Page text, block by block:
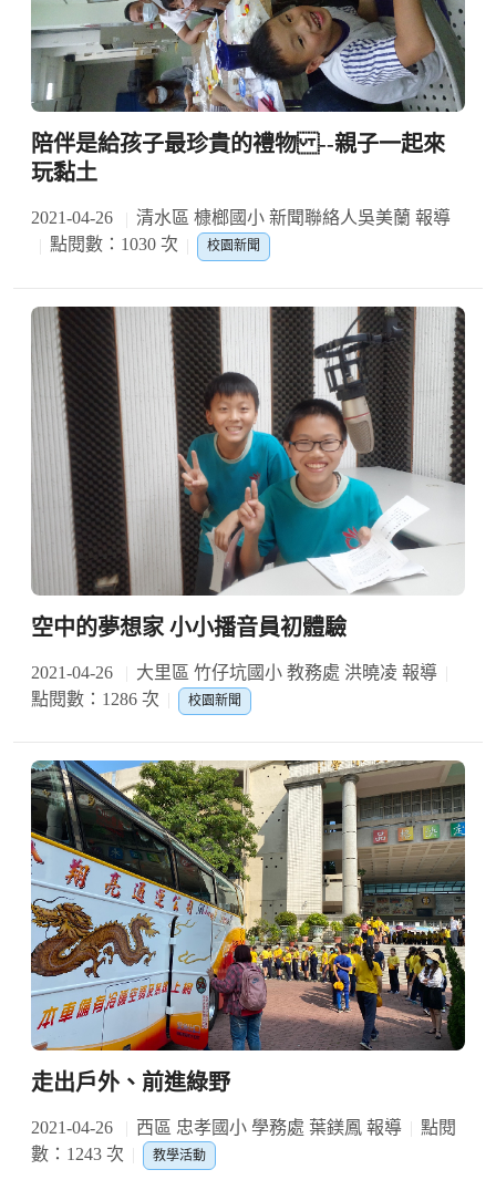
陪伴是給孩子最珍貴的禮物 --親子一起來
玩黏土
2021-04-26
清水區 槺榔國小 新聞聯絡人吳美蘭 報導
點閱數：1030 次
校園新聞
空中的夢想家 小小播音員初體驗
2021-04-26
大里區 竹仔坑國小 教務處 洪曉凌 報導
點閱數：1286 次
校園新聞
走出戶外、前進綠野
2021-04-26 西區 忠孝國小 學務處 葉鎂鳳 報導
點閱
數：1243 次
教學活動